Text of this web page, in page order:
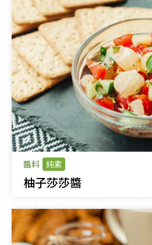
醬料 純素
柚子莎莎醬